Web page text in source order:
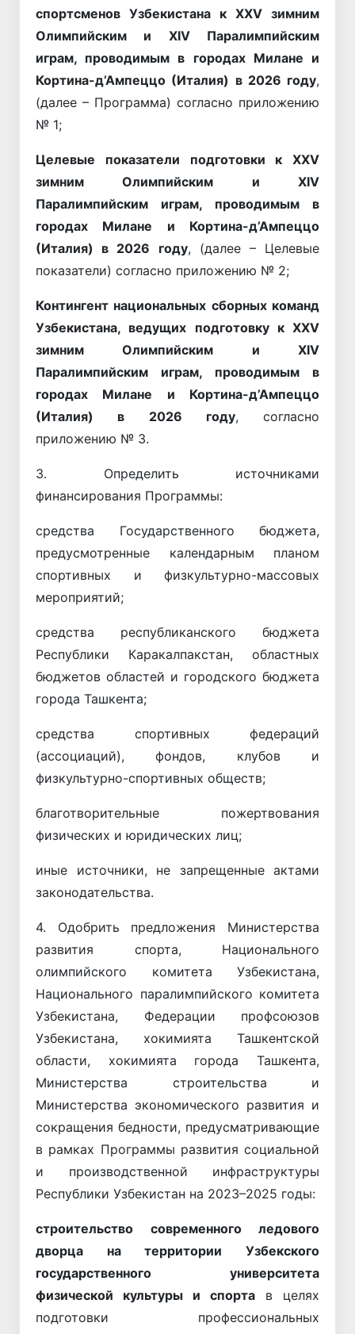
спортсменов Узбекистана к XXV зимним
Олимпийским и XIV Паралимпийским
играм, проводимым в городах Милане и
Кортина-д’Ампеццо (Италия) в 2026 году,
(далее – Программа) согласно приложению
№ 1;
Целевые показатели подготовки к XXV
зимним Олимпийским и XIV
Паралимпийским играм, проводимым в
городах Милане и Кортина-д’Ампеццо
(Италия) в 2026 году, (далее – Целевые
показатели) согласно приложению № 2;
Контингент национальных сборных команд
Узбекистана, ведущих подготовку к XXV
зимним Олимпийским и XIV
Паралимпийским играм, проводимым в
городах Милане и Кортина-д’Ампеццо
(Италия) в 2026 году, согласно
приложению № 3.
3. Определить источниками
финансирования Программы:
средства Государственного бюджета,
предусмотренные календарным планом
спортивных и физкультурно-массовых
мероприятий;
средства республиканского бюджета
Республики Каракалпакстан, областных
бюджетов областей и городского бюджета
города Ташкента;
средства спортивных федераций
(ассоциаций), фондов, клубов и
физкультурно-спортивных обществ;
благотворительные пожертвования
физических и юридических лиц;
иные источники, не запрещенные актами
законодательства.
4. Одобрить предложения Министерства
развития спорта, Национального
олимпийского комитета Узбекистана,
Национального паралимпийского комитета
Узбекистана, Федерации профсоюзов
Узбекистана, хокимията Ташкентской
области, хокимията города Ташкента,
Министерства строительства и
Министерства экономического развития и
сокращения бедности, предусматривающие
в рамках Программы развития социальной
и производственной инфраструктуры
Республики Узбекистан на 2023–2025 годы:
строительство современного ледового
дворца на территории Узбекского
государственного университета
физической культуры и спорта в целях
подготовки профессиональных